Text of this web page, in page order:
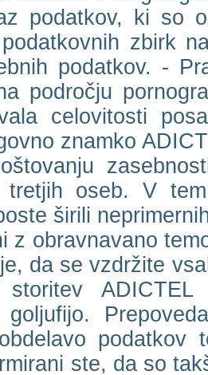
podatkov, ki so
zbirk
podatkov. -
področju
celovitosti
znamko
tretjih oseb. V
širili
z obravnavano
da se vzdržite
storitev
goljufijo.
podatkov
ste, da so